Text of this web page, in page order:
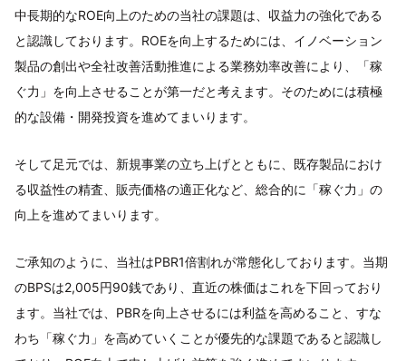
中長期的なROE向上のための当社の課題は、収益力の強化である
と認識しております。ROEを向上するためには、イノベーション
製品の創出や全社改善活動推進による業務効率改善により、「稼
ぐ力」を向上させることが第一だと考えます。そのためには積極
的な設備・開発投資を進めてまいります。
そして足元では、新規事業の立ち上げとともに、既存製品におけ
る収益性の精査、販売価格の適正化など、総合的に「稼ぐ力」の
向上を進めてまいります。
ご承知のように、当社はPBR1倍割れが常態化しております。当期
のBPSは2,005円90銭であり、直近の株価はこれを下回っており
ます。当社では、PBRを向上させるには利益を高めること、すな
わち「稼ぐ力」を高めていくことが優先的な課題であると認識し